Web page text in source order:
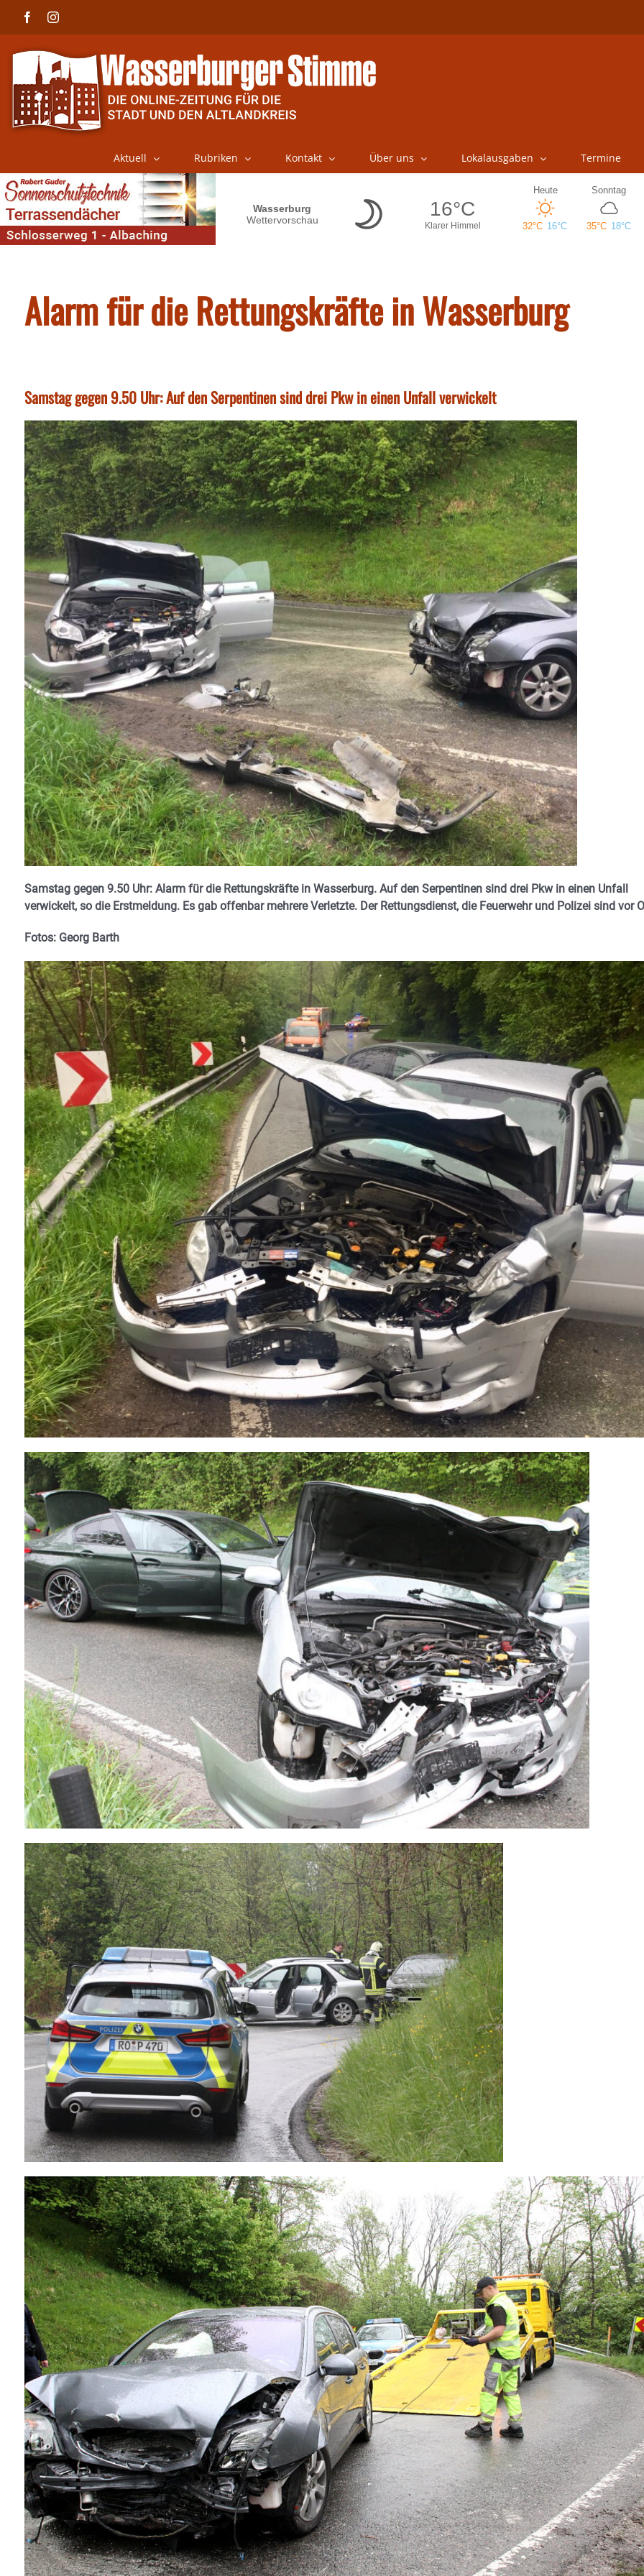
FacebookInstagram
Aktuell Rubriken Kontakt Über uns Lokalausgaben Termine
Alarm für die Rettungskräfte in Wasserburg
Samstag gegen 9.50 Uhr: Auf den Serpentinen sind drei Pkw in einen Unfall verwickelt
Samstag gegen 9.50 Uhr: Alarm für die Rettungskräfte in Wasserburg. Auf den Serpentinen sind drei Pkw in einen Unfall
verwickelt, so die Erstmeldung. Es gab offenbar mehrere Verletzte. Der Rettungsdienst, die Feuerwehr und Polizei sind vor
Fotos: Georg Barth